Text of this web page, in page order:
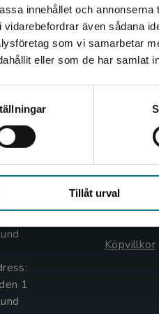
innehållet och
även sådana
som vi samarbetar
eller som de har samlat
Tillåt urval
som att du besöker
Sverige. Vi erbjuder inte
För att kunna slutföra
vara i Sverige.
Lars Lindqvist.
oss
1
Kontakta
046-31
Köpvillkor